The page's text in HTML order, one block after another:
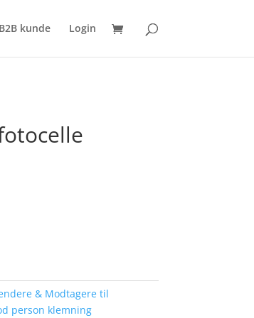
kunde Login
& Modtagere til
person klemning